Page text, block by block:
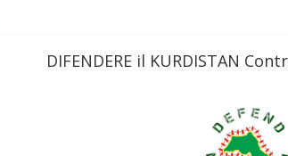
DIFENDERE il KURDISTAN